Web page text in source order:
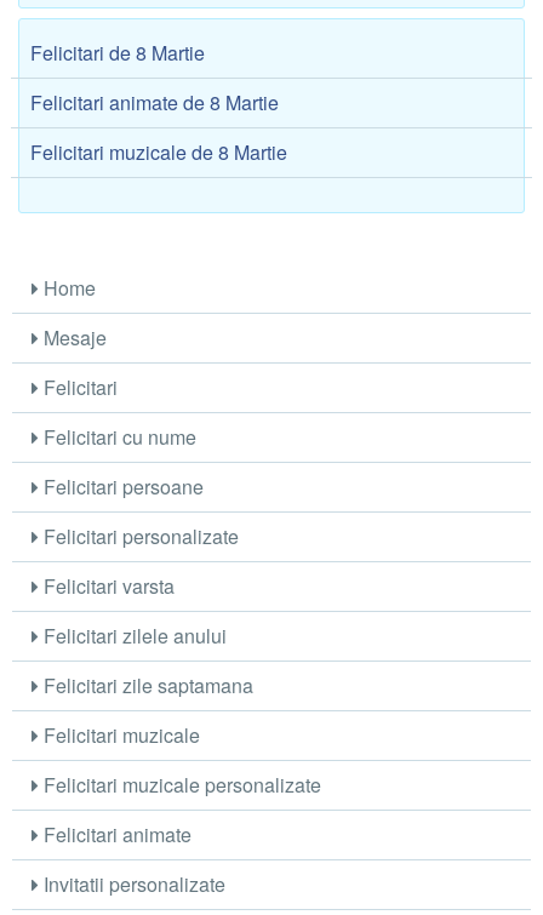
Felicitari de 8 Martie
Felicitari animate de 8 Martie
Felicitari muzicale de 8 Martie
Home
Mesaje
Felicitari
Felicitari cu nume
Felicitari persoane
Felicitari personalizate
Felicitari varsta
Felicitari zilele anului
Felicitari zile saptamana
Felicitari muzicale
Felicitari muzicale personalizate
Felicitari animate
Invitatii personalizate